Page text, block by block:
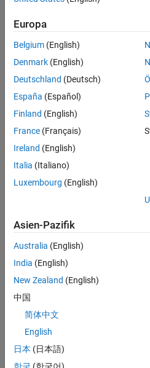
DPD und PA-Modellierung
Spektrumerfassung und
Modulationsklassifizierung
Empfängeralgorithmen
KI für das Strahlmanagement
Positionierung und Erfassung
KI für Positionierung und
DPD und PA-Modellierung
Leistungsverstärkern
Autoencoding
Entwurf Autoencoder-basierter
Spektrumerfassung und
KI für die Spektrumerfassung
Empfängeralgorithmen
Geräteidentifikation
KI für die Geräteidentifikation
Enthaltene Beispiele
Bluetooth LE Positioning
Compute the 3-D positioning of a
Seit R2024b
Europa
Belgium (English)
Denmark (English)
Deutschland (Deutsch)
España (Español)
Finland (English)
France (Français)
Ireland (English)
Italia (Italiano)
Luxembourg (English)
Asien-Pazifik
Australia (English)
India (English)
New Zealand (English)
中国
简体中文
English
日本 (日本語)